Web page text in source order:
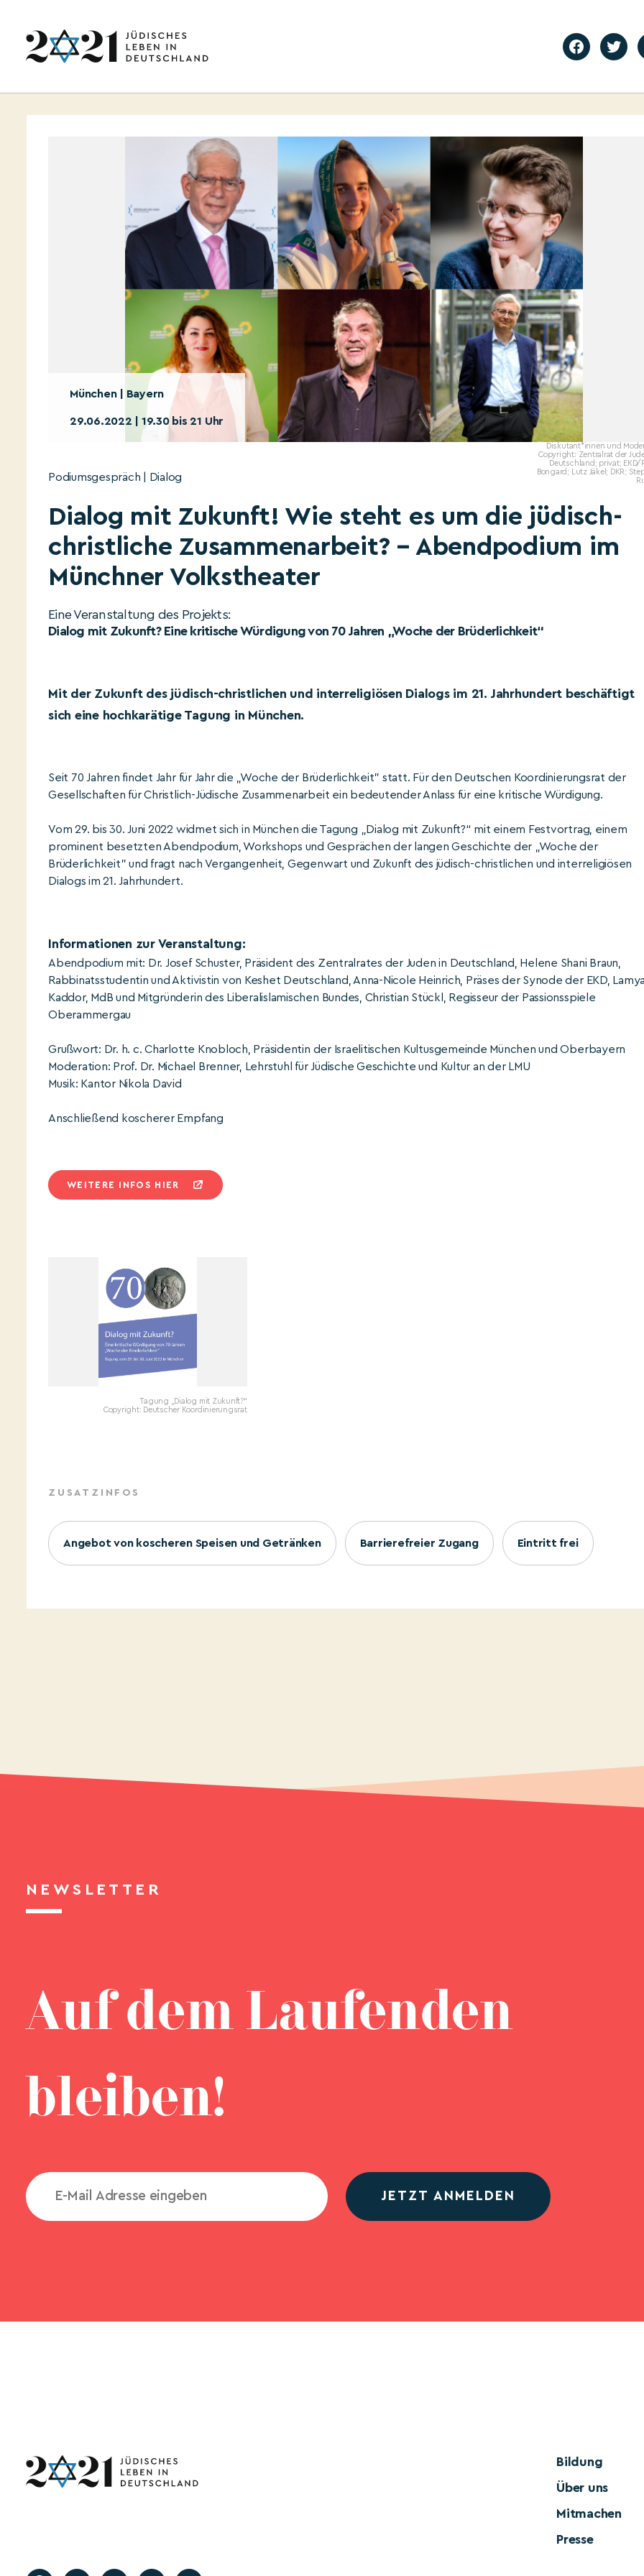
München | Bayern
29.06.2022 | 19.30 bis 21 Uhr
Diskutant*innen und
Copyright: Zentralrat der
Deutschland; privat; EKD/
Bongard; Lutz Jäkel; DKR;
Podiumsgespräch | Dialog
Dialog mit Zukunft! Wie steht es um die jüdisch-
christliche Zusammenarbeit? – Abendpodium im
Münchner Volkstheater
Eine Veranstaltung des Projekts:
Dialog mit Zukunft? Eine kritische Würdigung von 70 Jahren „Woche der Brüderlichkeit“
Mit der Zukunft des jüdisch-christlichen und interreligiösen Dialogs im 21. Jahrhundert beschäftigt
sich eine hochkarätige Tagung in München.
Seit 70 Jahren findet Jahr für Jahr die „Woche der Brüderlichkeit” statt. Für den Deutschen Koordinierungsrat der
Gesellschaften für Christlich-Jüdische Zusammenarbeit ein bedeutender Anlass für eine kritische Würdigung.
Vom 29. bis 30. Juni 2022 widmet sich in München die Tagung „Dialog mit Zukunft?“ mit einem Festvortrag, einem
prominent besetzten Abendpodium, Workshops und Gesprächen der langen Geschichte der „Woche der
Brüderlichkeit” und fragt nach Vergangenheit, Gegenwart und Zukunft des jüdisch-christlichen und interreligiösen
Dialogs im 21. Jahrhundert.
Informationen zur Veranstaltung:
Abendpodium mit: Dr. Josef Schuster, Präsident des Zentralrates der Juden in Deutschland, Helene Shani Braun,
Rabbinatsstudentin und Aktivistin von Keshet Deutschland, Anna-Nicole Heinrich, Präses der Synode der EKD,
Kaddor, MdB und Mitgründerin des Liberalislamischen Bundes, Christian Stückl, Regisseur der Passionsspiele
Oberammergau
Grußwort: Dr. h. c. Charlotte Knobloch, Präsidentin der Israelitischen Kultusgemeinde München und Oberbayern
Moderation: Prof. Dr. Michael Brenner, Lehrstuhl für Jüdische Geschichte und Kultur an der LMU
Musik: Kantor Nikola David
Anschließend koscherer Empfang
WEITERE INFOS HIER
Tagung „Dialog mit Zukunft?“
Copyright: Deutscher Koordinierungsrat
ZUSATZINFOS
Angebot von koscheren Speisen und Getränken Barrierefreier Zugang Eintritt frei
NEWSLETTER
Auf dem Laufenden
bleiben!
JETZT ANMELDEN
Bildung
Über uns
Mitmachen
Presse